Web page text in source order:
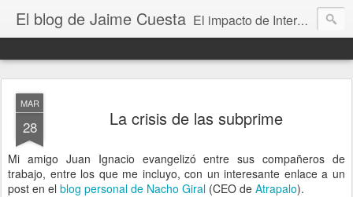
El blog de Jaime Cuesta El impacto de Internet en la sociedad visto con mis propios ojos
MAR
28 La crisis de las subprime
Mi amigo Juan Ignacio evangelizó entre sus compañeros de
trabajo, entre los que me incluyo, con un interesante enlace a un
post en el blog personal de Nacho Giral (CEO de Atrapalo).